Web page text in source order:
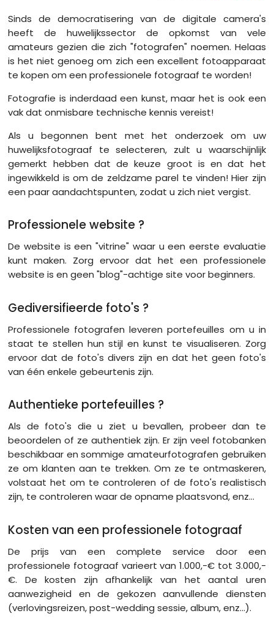
Sinds de democratisering van de digitale camera's
heeft de huwelijkssector de opkomst van vele
amateurs gezien die zich "fotografen" noemen. Helaas
is het niet genoeg om zich een excellent fotoapparaat
te kopen om een professionele fotograaf te worden!
Fotografie is inderdaad een kunst, maar het is ook een
vak dat onmisbare technische kennis vereist!
Als u begonnen bent met het onderzoek om uw
huwelijksfotograaf te selecteren, zult u waarschijnlijk
gemerkt hebben dat de keuze groot is en dat het
ingewikkeld is om de zeldzame parel te vinden! Hier zijn
een paar aandachtspunten, zodat u zich niet vergist.
Professionele website ?
De website is een "vitrine" waar u een eerste evaluatie
kunt maken. Zorg ervoor dat het een professionele
website is en geen "blog"-achtige site voor beginners.
Gediversifieerde foto's ?
Professionele fotografen leveren portefeuilles om u in
staat te stellen hun stijl en kunst te visualiseren. Zorg
ervoor dat de foto's divers zijn en dat het geen foto's
van één enkele gebeurtenis zijn.
Authentieke portefeuilles ?
Als de foto's die u ziet u bevallen, probeer dan te
beoordelen of ze authentiek zijn. Er zijn veel fotobanken
beschikbaar en sommige amateurfotografen gebruiken
ze om klanten aan te trekken. Om ze te ontmaskeren,
volstaat het om te controleren of de foto's realistisch
zijn, te controleren waar de opname plaatsvond, enz...
Kosten van een professionele fotograaf
De prijs van een complete service door een
professionele fotograaf varieert van 1.000,-€ tot 3.000,-
€. De kosten zijn afhankelijk van het aantal uren
aanwezigheid en de gekozen aanvullende diensten
(verlovingsreizen, post-wedding sessie, album, enz...).